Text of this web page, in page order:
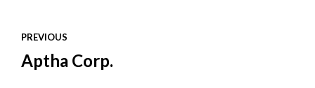
PREVIOUS
Aptha Corp.